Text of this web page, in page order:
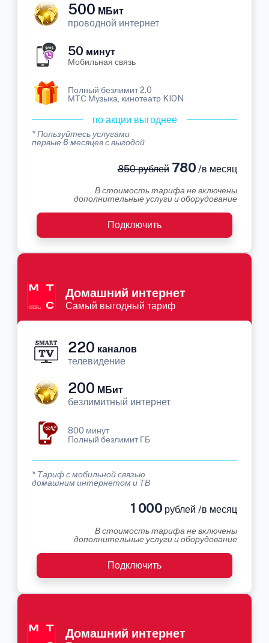
500 МБит
проводной интернет
50 минут
Мобильная связь
Полный безлимит 2.0
МТС Музыка, кинотеатр KION
по акции выгоднее
* Пользуйтесь услугами
первые 6 месяцев с выгодой
850 рублей780 /в месяц
В стоимость тарифа не включены
дополнительные услуги и оборудование
Подключить
Домашний интернет
Самый выгодный тариф
220 каналов
телевидение
200 МБит
безлимитный интернет
800 минут
Полный безлимит ГБ
* Тариф с мобильной связью
домашним интернетом и ТВ
1 000 рублей /в месяц
В стоимость тарифа не включены
дополнительные услуги и оборудование
Подключить
Домашний интернет